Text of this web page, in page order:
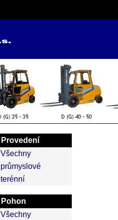
Provedení
Všechny
průmyslové
terénní
Pohon
Všechny